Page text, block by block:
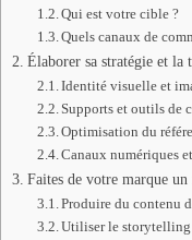
Qui est votre cible ?
Quels canaux de
Élaborer sa stratégie et la
Identité visuelle et
Supports et outils de
Optimisation du
Canaux numériques
Faites de votre marque
Produire du contenu
Utiliser le storytelling